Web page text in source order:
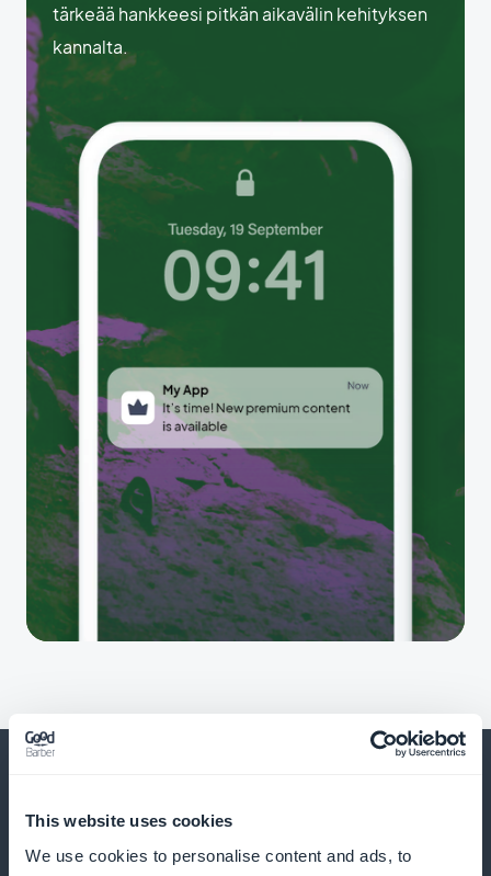
This website uses cookies
We use cookies to personalise content and ads, to
tärkeää hankkeesi pitkän aikavälin kehityksen
kannalta.
Ja paljon muuta